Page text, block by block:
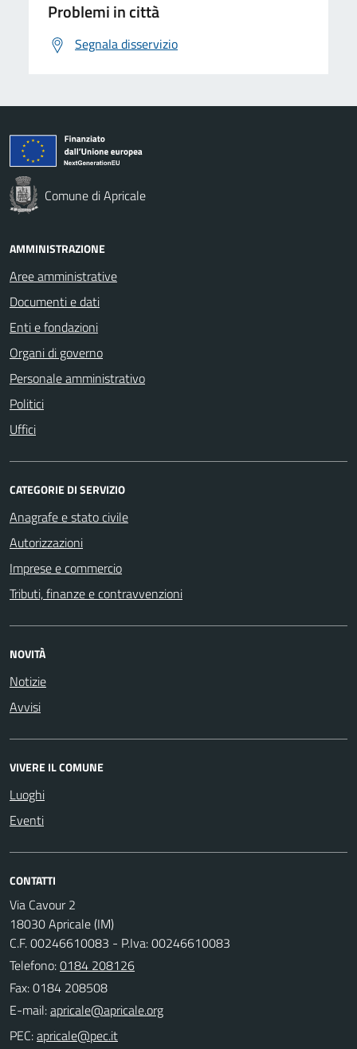
Problemi in città
Segnala disservizio
Comune di Apricale
AMMINISTRAZIONE
Aree amministrative
Documenti e dati
Enti e fondazioni
Organi di governo
Personale amministrativo
Politici
Uffici
CATEGORIE DI SERVIZIO
Anagrafe e stato civile
Autorizzazioni
Imprese e commercio
Tributi, finanze e contravvenzioni
NOVITÀ
Notizie
Avvisi
VIVERE IL COMUNE
Luoghi
Eventi
CONTATTI
Via Cavour 2
18030 Apricale (IM)
C.F. 00246610083 - P.Iva: 00246610083
Telefono:0184 208126
Fax: 0184 208508
E-mail:
PEC: